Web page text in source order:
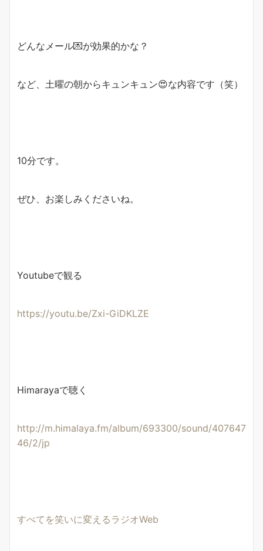
どんなメール💌が効果的かな？
など、土曜の朝からキュンキュン😍な内容です（笑）
10分です。
ぜひ、お楽しみくださいね。
Youtubeで観る
https://youtu.be/Zxi-GiDKLZE
Himarayaで聴く
http://m.himalaya.fm/album/693300/sound/407647
46/2/jp
すべてを笑いに変えるラジオWeb